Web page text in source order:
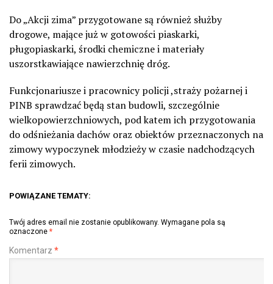
Do „Akcji zima” przygotowane są również służby
drogowe, mające już w gotowości piaskarki,
pługopiaskarki, środki chemiczne i materiały
uszorstkawiające nawierzchnię dróg.
Funkcjonariusze i pracownicy policji ,straży pożarnej i
PINB sprawdzać będą stan budowli, szczególnie
wielkopowierzchniowych, pod katem ich przygotowania
do odśnieżania dachów oraz obiektów przeznaczonych na
zimowy wypoczynek młodzieży w czasie nadchodzących
ferii zimowych.
POWIĄZANE TEMATY:
Twój adres email nie zostanie opublikowany. Wymagane pola są
oznaczone *
Komentarz *